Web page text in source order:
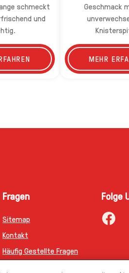
schmeckt
und
Geschmack
MEHR
Fragen
Sitemap
Kontakt
Häufig Gestellte Fragen
Folge